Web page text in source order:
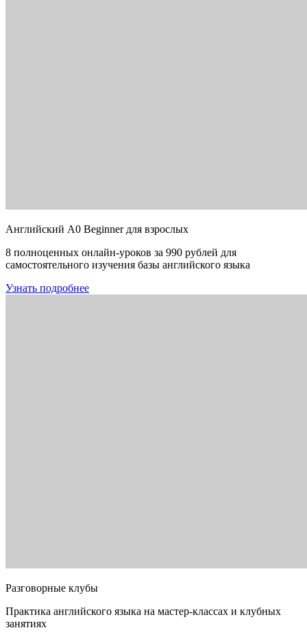
Английский A0 Beginner для взрослых
8 полноценных онлайн-уроков за 990 рублей для
самостоятельного изучения базы английского языка
Узнать подробнее
Разговорные клубы
Практика английского языка на мастер-классах и клубных
занятиях